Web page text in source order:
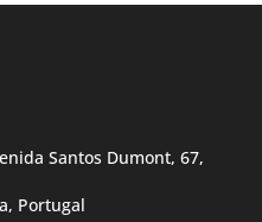
Santos Dumont, 67,
Portugal